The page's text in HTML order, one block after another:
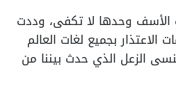
الأسف وحدها لا تكفى، وددت
بجميع لغات العالم
الزعل الذي حدث بيننا من